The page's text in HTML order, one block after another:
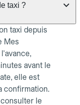
taxi ?
taxi depuis
Mes
avant le
elle est
confirmation.
le